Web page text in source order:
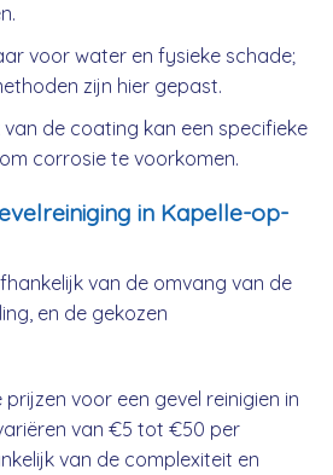
voor water en fysieke schade;
zijn hier gepast.
de coating kan een specifieke
corrosie te voorkomen.
in Kapelle-op-
van de omvang van de
en de gekozen
voor een gevel reinigien in
van €5 tot €50 per
van de complexiteit en